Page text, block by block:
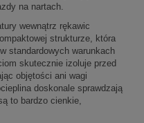
na nartach.
wewnątrz rękawic
strukturze, która
standardowych warunkach
skutecznie izoluje przed
objętości ani wagi
doskonale sprawdzają
to bardzo cienkie,